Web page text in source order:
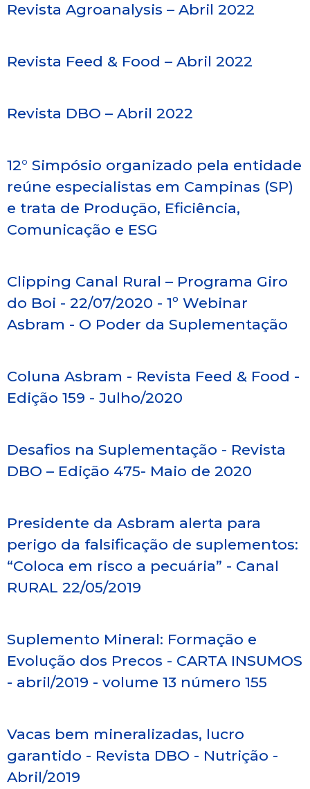
Revista Agroanalysis – Abril 2022
Revista Feed & Food – Abril 2022
Revista DBO – Abril 2022
12° Simpósio organizado pela entidade
reúne especialistas em Campinas (SP)
e trata de Produção, Eficiência,
Comunicação e ESG
Clipping Canal Rural – Programa Giro
do Boi - 22/07/2020 - 1º Webinar
Asbram - O Poder da Suplementação
Coluna Asbram - Revista Feed & Food -
Edição 159 - Julho/2020
Desafios na Suplementação - Revista
DBO – Edição 475- Maio de 2020
Presidente da Asbram alerta para
perigo da falsificação de suplementos:
“Coloca em risco a pecuária” - Canal
RURAL 22/05/2019
Suplemento Mineral: Formação e
Evolução dos Precos - CARTA INSUMOS
- abril/2019 - volume 13 número 155
Vacas bem mineralizadas, lucro
garantido - Revista DBO - Nutrição -
Abril/2019